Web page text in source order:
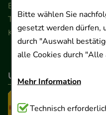
Bitte wählen Sie
gesetzt werden dürfen,
durch "Auswahl
alle Cookies durch "Alle
Mehr Information
Technisch Notwendig:
Technisch
Ernst-August-Platz 2 ·
Telefon 0511 89 71 80 0 ·
Kontaktformular
Unser